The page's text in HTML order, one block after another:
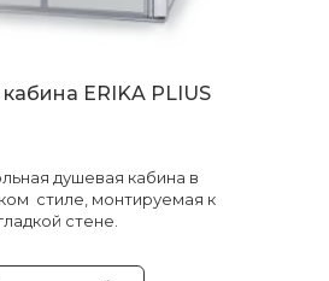
ERIKA PLIUS
душевая кабина в
стиле, монтируемая к
стене.